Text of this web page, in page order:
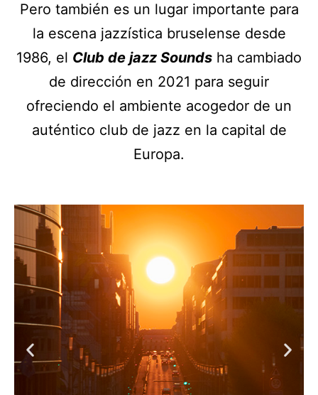
Pero también es un lugar importante para
la escena jazzística bruselense desde
1986, el Club de jazz Sounds ha cambiado
de dirección en 2021 para seguir
ofreciendo el ambiente acogedor de un
auténtico club de jazz en la capital de
Europa.